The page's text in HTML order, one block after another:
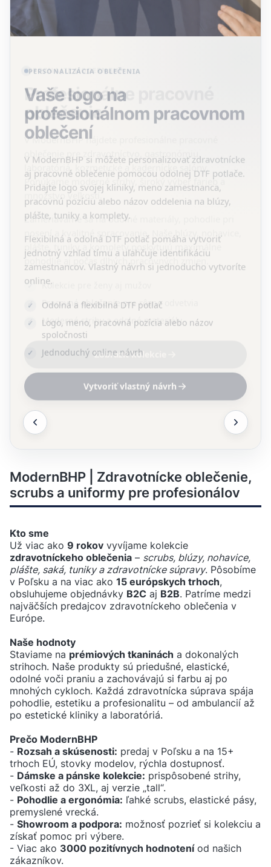
Vaše logo na
profesionálnom pracovnom
oblečení
V ModernBHP si môžete personalizovať zdravotnícke
aj pracovné oblečenie pomocou odolnej DTF potlače.
Pridajte logo svojej kliniky, meno zamestnanca,
pracovnú pozíciu alebo názov oddelenia na blúzy,
plášte, tuniky a komplety.
Flexibilná a odolná DTF potlač pomáha vytvoriť
jednotný vzhľad tímu a uľahčuje identifikáciu
zamestnancov. Vlastný návrh si jednoducho vytvoríte
online.
Odolná a flexibilná DTF potlač
Logo, meno, pracovná pozícia alebo názov
spoločnosti
Jednoduchý online návrh
Vytvoriť vlastný návrh
ModernBHP | Zdravotnícke oblečenie,
scrubs a uniformy pre profesionálov
Kto sme
Už viac ako 9 rokov vyvíjame kolekcie
zdravotníckeho oblečenia – scrubs, blúzy, nohavice,
plášte, saká, tuniky a zdravotnícke súpravy. Pôsobíme
v Poľsku a na viac ako 15 európskych trhoch,
obsluhujeme objednávky B2C aj B2B. Patríme medzi
najväčších predajcov zdravotníckeho oblečenia v
Európe.
Naše hodnoty
Staviame na prémiových tkaninách a dokonalých
strihoch. Naše produkty sú priedušné, elastické,
odolné voči praniu a zachovávajú si farbu aj po
mnohých cykloch. Každá zdravotnícka súprava spája
pohodlie, estetiku a profesionalitu – od ambulancií až
po estetické kliniky a laboratóriá.
Prečo ModernBHP
- Rozsah a skúsenosti: predaj v Poľsku a na 15+
trhoch EÚ, stovky modelov, rýchla dostupnosť.
- Dámske a pánske kolekcie: prispôsobené strihy,
veľkosti až do 3XL, aj verzie „tall“.
- Pohodlie a ergonómia: ľahké scrubs, elastické pásy,
premyslené vrecká.
- Showroom a podpora: možnosť pozrieť si kolekciu a
získať pomoc pri výbere.
- Viac ako 3000 pozitívnych hodnoteníod našich
zákazníkov.